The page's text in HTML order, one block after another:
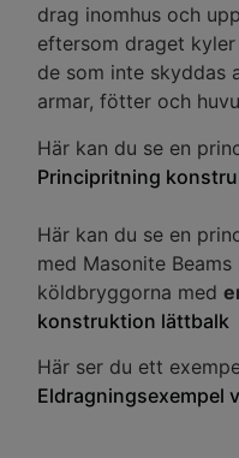
drag inomhus och
eftersom draget
de som inte skyddas
armar, fötter och
Här kan du se en
Principritning
Här kan du se en
med Masonite
köldbryggorna med
konstruktion lättbalk
Här ser du ett
Eldragningsexempel